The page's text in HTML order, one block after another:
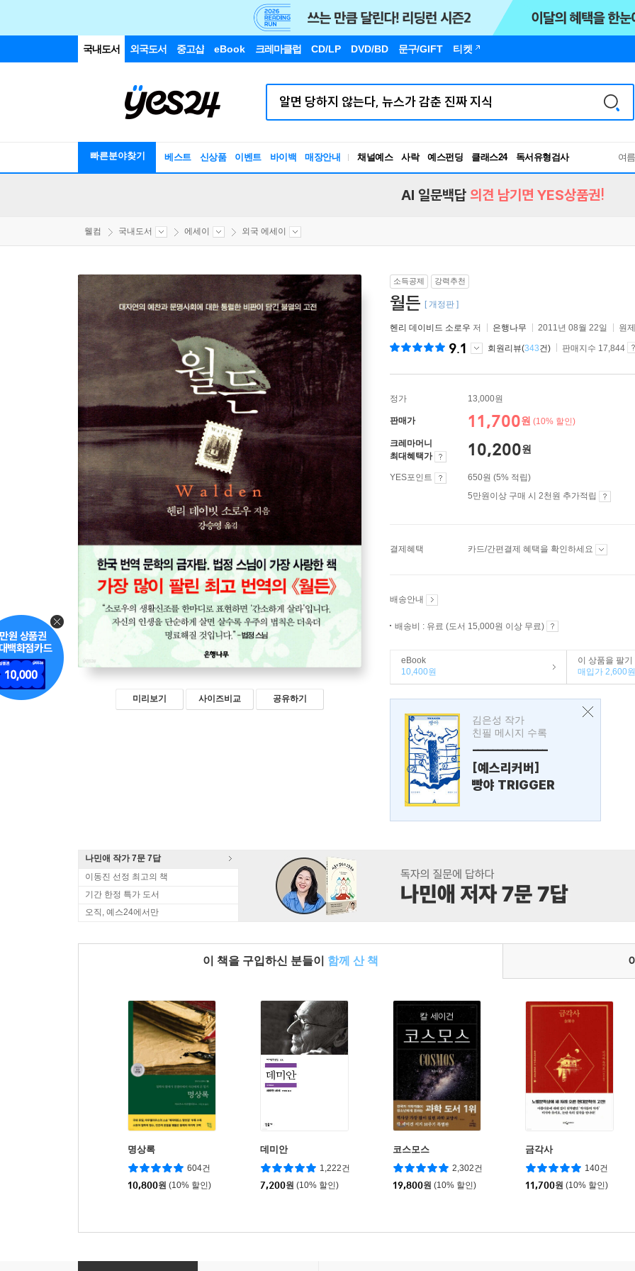
국내도서 외국도서 중고샵 eBook 크레마클럽 CD/LP DVD/BD 문구/GIFT 티켓
빠른분야찾기 베스트 신상품 이벤트 바이백 매장안내 채널예스 사락 예스펀딩 클래스24
RBTI Lab
독서유형검사
여
AI 일문백답 의견 남기면 YES상품권!
웰컴 국내도서 에세이 외국 에세이
미리보기 사이즈비교 공유하기
소득공제 강력추천
월든 [ 개정판 ]
헨리 데이비드 소로우 저 은행나무 2011년 08월 22일 원
9.1 회원리뷰(343건) 판매지수 17,844
정가 13,000원
판매가 11,700원 (10% 할인)
크레마머니
최대혜택가
10,200원
YES포인트
650원 (5% 적립)
5만원이상 구매 시 2천원 추가적립
결제혜택 카드/간편결제 혜택을 확인하세요
배송안내
배송비 : 유료 (도서 15,000원 이상 무료)
eBook
10,400원
이 상품을 팔기
매입가 2,600원
김은성 작가
친필 메시지 수록
---------------
[예스리커버]
빵야 TRIGGER
나민애 작가 7문 7답
이동진 선정 최고의 책
기간 한정 특가 도서
오직, 예스24에서만
이 책을 구입하신 분들이 함께 산 책
명상록
604건
10,800원 (10% 할인)
데미안
1,222건
7,200원 (10% 할인)
코스모스
2,302건
19,800원 (10% 할인)
금각사
140건
11,700원 (10% 할인)